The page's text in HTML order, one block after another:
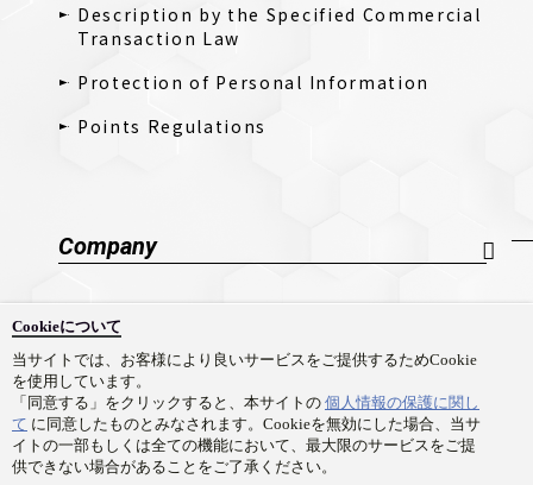
Cookieについて
当サイトでは、お客様により良いサービスをご提供するためCookie
を使用しています。
「同意する」をクリックすると、本サイトの 個人情報の保護に関し
て に同意したものとみなされます。Cookieを無効にした場合、当サ
イトの一部もしくは全ての機能において、最大限のサービスをご提
供できない場合があることをご了承ください。
Description by the Specified Commercial
Transaction Law
Protection of Personal Information
Points Regulations
Company
Company Profile
採用情報
Contact Us